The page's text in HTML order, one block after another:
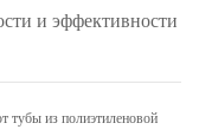
и эффективности